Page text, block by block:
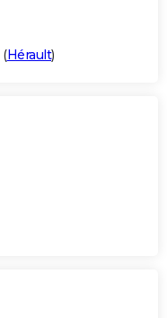
(Hérault)